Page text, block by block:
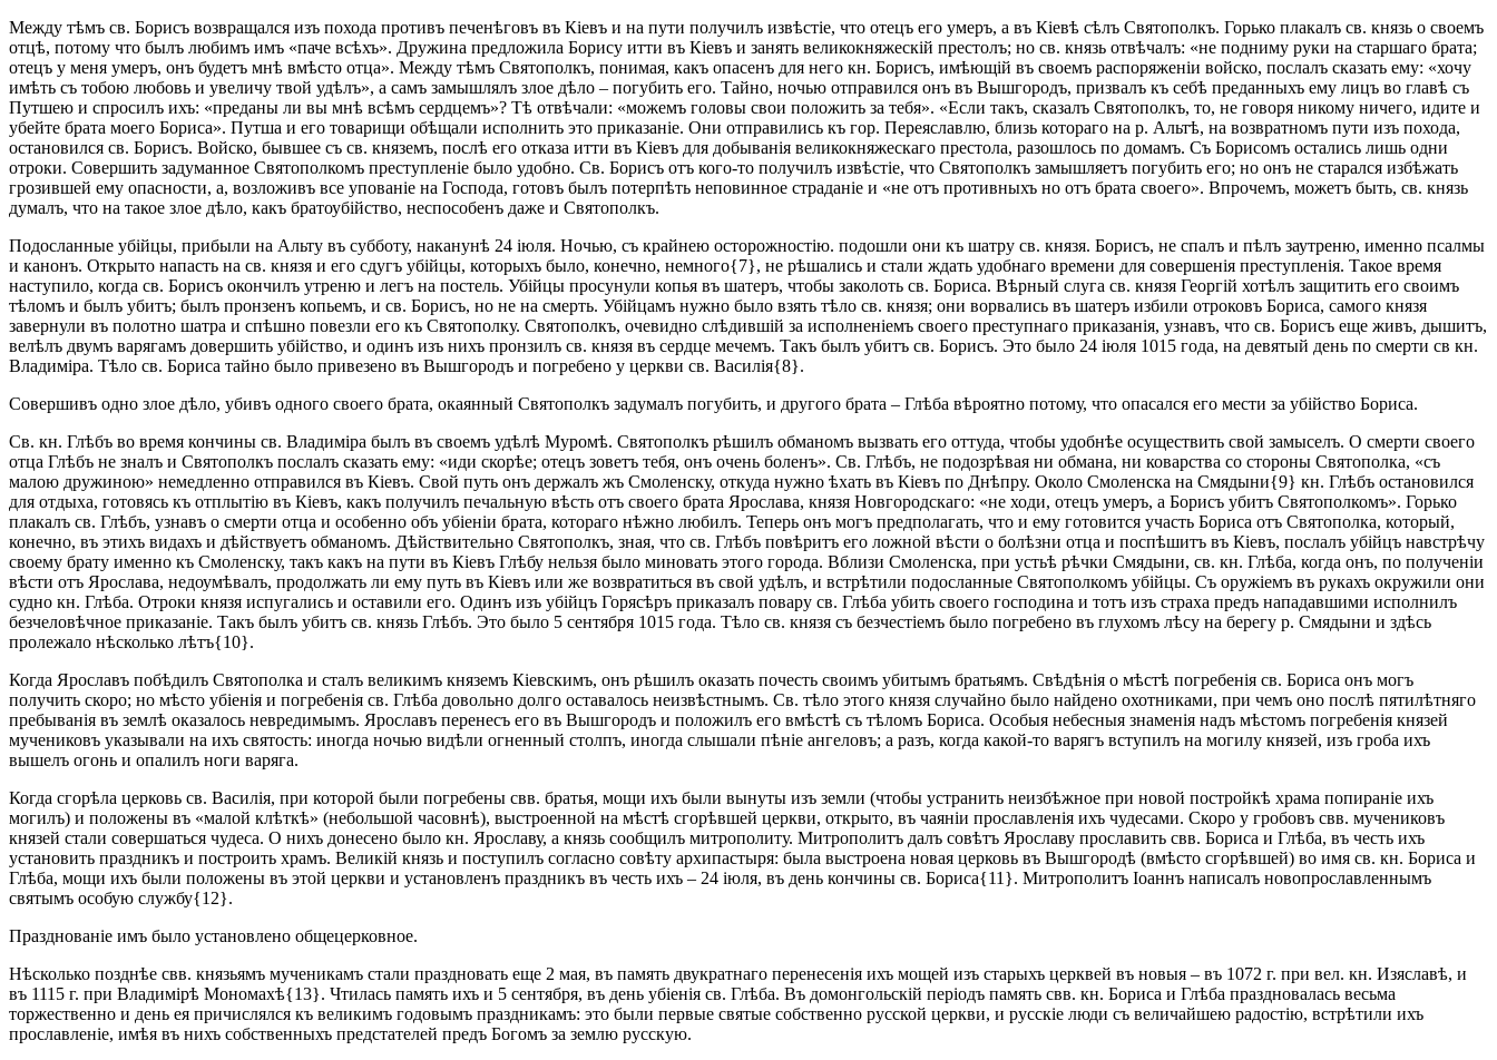
Между тѣмъ св. Борисъ возвращался изъ похода противъ печенѣговъ въ Кіевъ и на пути получилъ извѣстіе, что отецъ его умеръ, а въ Кіевѣ сѣлъ Святополкъ. Горько плакалъ св. князь о своемъ
отцѣ, потому что былъ любимъ имъ «паче всѣхъ». Дружина предложила Борису итти въ Кіевъ и занять великокняжескій престолъ; но св. князь отвѣчалъ: «не подниму руки на старшаго брата;
отецъ у меня умеръ, онъ будетъ мнѣ вмѣсто отца». Между тѣмъ Святополкъ, понимая, какъ опасенъ для него кн. Борисъ, имѣющій въ своемъ распоряженіи войско, послалъ сказать ему: «хочу
имѣть съ тобою любовь и увеличу твой удѣлъ», а самъ замышлялъ злое дѣло – погубить его. Тайно, ночью отправился онъ въ Вышгородъ, призвалъ къ себѣ преданныхъ ему лицъ во главѣ съ
Путшею и спросилъ ихъ: «преданы ли вы мнѣ всѣмъ сердцемъ»? Тѣ отвѣчали: «можемъ головы свои положить за тебя». «Если такъ, сказалъ Святополкъ, то, не говоря никому ничего, идите и
убейте брата моего Бориса». Путша и его товарищи обѣщали исполнить это приказаніе. Они отправились къ гор. Переяславлю, близь котораго на р. Альтѣ, на возвратномъ пути изъ похода,
остановился св. Борисъ. Войско, бывшее съ св. княземъ, послѣ его отказа итти въ Кіевъ для добыванія великокняжескаго престола, разошлось по домамъ. Съ Борисомъ остались лишь одни
отроки. Совершить задуманное Святополкомъ преступленіе было удобно. Св. Борисъ отъ кого-то получилъ извѣстіе, что Святополкъ замышляетъ погубить его; но онъ не старался избѣжать
грозившей ему опасности, а, возложивъ все упованіе на Господа, готовъ былъ потерпѣть неповинное страданіе и «не отъ противныхъ но отъ брата своего». Впрочемъ, можетъ быть, св. князь
думалъ, что на такое злое дѣло, какъ братоубійство, неспособенъ даже и Святополкъ.
Подосланные убійцы, прибыли на Альту въ субботу, наканунѣ 24 іюля. Ночью, съ крайнею осторожностію. подошли они къ шатру св. князя. Борисъ, не спалъ и пѣлъ заутреню, именно псалмы
и канонъ. Открыто напасть на св. князя и его сдугъ убійцы, которыхъ было, конечно, немного{7}, не рѣшались и стали ждать удобнаго времени для совершенія преступленія. Такое время
наступило, когда св. Борисъ окончилъ утреню и легъ на постель. Убійцы просунули копья въ шатеръ, чтобы заколоть св. Бориса. Вѣрный слуга св. князя Георгій хотѣлъ защитить его своимъ
тѣломъ и былъ убитъ; былъ пронзенъ копьемъ, и св. Борисъ, но не на смерть. Убійцамъ нужно было взять тѣло св. князя; они ворвались въ шатеръ избили отроковъ Бориса, самого князя
завернули въ полотно шатра и спѣшно повезли его къ Святополку. Святополкъ, очевидно слѣдившій за исполненіемъ своего преступнаго приказанія, узнавъ, что св. Борисъ еще живъ, дышитъ,
велѣлъ двумъ варягамъ довершить убійство, и одинъ изъ нихъ пронзилъ св. князя въ сердце мечемъ. Такъ былъ убитъ св. Борисъ. Это было 24 іюля 1015 года, на девятый день по смерти св кн.
Владиміра. Тѣло св. Бориса тайно было привезено въ Вышгородъ и погребено у церкви св. Василія{8}.
Совершивъ одно злое дѣло, убивъ одного своего брата, окаянный Святополкъ задумалъ погубить, и другого брата – Глѣба вѣроятно потому, что опасался его мести за убійство Бориса.
Св. кн. Глѣбъ во время кончины св. Владиміра былъ въ своемъ удѣлѣ Муромѣ. Святополкъ рѣшилъ обманомъ вызвать его оттуда, чтобы удобнѣе осуществить свой замыселъ. О смерти своего
отца Глѣбъ не зналъ и Святополкъ послалъ сказать ему: «иди скорѣе; отецъ зоветъ тебя, онъ очень боленъ». Св. Глѣбъ, не подозрѣвая ни обмана, ни коварства со стороны Святополка, «съ
малою дружиною» немедленно отправился въ Кіевъ. Свой путь онъ держалъ жъ Смоленску, откуда нужно ѣхать въ Кіевъ по Днѣпру. Около Смоленска на Смядыни{9} кн. Глѣбъ остановился
для отдыха, готовясь къ отплытію въ Кіевъ, какъ получилъ печальную вѣсть отъ своего брата Ярослава, князя Новгородскаго: «не ходи, отецъ умеръ, а Борисъ убитъ Святополкомъ». Горько
плакалъ св. Глѣбъ, узнавъ о смерти отца и особенно объ убіеніи брата, котораго нѣжно любилъ. Теперь онъ могъ предполагать, что и ему готовится участь Бориса отъ Святополка, который,
конечно, въ этихъ видахъ и дѣйствуетъ обманомъ. Дѣйствительно Святополкъ, зная, что св. Глѣбъ повѣритъ его ложной вѣсти о болѣзни отца и поспѣшитъ въ Кіевъ, послалъ убійцъ навстрѣчу
своему брату именно къ Смоленску, такъ какъ на пути въ Кіевъ Глѣбу нельзя было миновать этого города. Вблизи Смоленска, при устьѣ рѣчки Смядыни, св. кн. Глѣба, когда онъ, по полученіи
вѣсти отъ Ярослава, недоумѣвалъ, продолжать ли ему путь въ Кіевъ или же возвратиться въ свой удѣлъ, и встрѣтили подосланные Святополкомъ убійцы. Съ оружіемъ въ рукахъ окружили они
судно кн. Глѣба. Отроки князя испугались и оставили его. Одинъ изъ убійцъ Горясѣръ приказалъ повару св. Глѣба убить своего господина и тотъ изъ страха предъ нападавшими исполнилъ
безчеловѣчное приказаніе. Такъ былъ убитъ св. князь Глѣбъ. Это было 5 сентября 1015 года. Тѣло св. князя съ безчестіемъ было погребено въ глухомъ лѣсу на берегу р. Смядыни и здѣсь
пролежало нѣсколько лѣтъ{10}.
Когда Ярославъ побѣдилъ Святополка и сталъ великимъ княземъ Кіевскимъ, онъ рѣшилъ оказать почесть своимъ убитымъ братьямъ. Свѣдѣнія о мѣстѣ погребенія св. Бориса онъ могъ
получить скоро; но мѣсто убіенія и погребенія св. Глѣба довольно долго оставалось неизвѣстнымъ. Св. тѣло этого князя случайно было найдено охотниками, при чемъ оно послѣ пятилѣтняго
пребыванія въ землѣ оказалось невредимымъ. Ярославъ перенесъ его въ Вышгородъ и положилъ его вмѣстѣ съ тѣломъ Бориса. Особыя небесныя знаменія надъ мѣстомъ погребенія князей
мучениковъ указывали на ихъ святость: иногда ночью видѣли огненный столпъ, иногда слышали пѣніе ангеловъ; а разъ, когда какой-то варягъ вступилъ на могилу князей, изъ гроба ихъ
вышелъ огонь и опалилъ ноги варяга.
Когда сгорѣла церковь св. Василія, при которой были погребены свв. братья, мощи ихъ были вынуты изъ земли (чтобы устранить неизбѣжное при новой постройкѣ храма попираніе ихъ
могилъ) и положены въ «малой клѣткѣ» (небольшой часовнѣ), выстроенной на мѣстѣ сгорѣвшей церкви, открыто, въ чаяніи прославленія ихъ чудесами. Скоро у гробовъ свв. мучениковъ
князей стали совершаться чудеса. О нихъ донесено было кн. Ярославу, а князь сообщилъ митрополиту. Митрополитъ далъ совѣтъ Ярославу прославить свв. Бориса и Глѣба, въ честь ихъ
установить праздникъ и построить храмъ. Великій князь и поступилъ согласно совѣту архипастыря: была выстроена новая церковь въ Вышгородѣ (вмѣсто сгорѣвшей) во имя св. кн. Бориса и
Глѣба, мощи ихъ были положены въ этой церкви и установленъ праздникъ въ честь ихъ – 24 іюля, въ день кончины св. Бориса{11}. Митрополитъ Іоаннъ написалъ новопрославленнымъ
святымъ особую службу{12}.
Празднованіе имъ было установлено общецерковное.
Нѣсколько позднѣе свв. князьямъ мученикамъ стали праздновать еще 2 мая, въ память двукратнаго перенесенія ихъ мощей изъ старыхъ церквей въ новыя – въ 1072 г. при вел. кн. Изяславѣ, и
въ 1115 г. при Владимірѣ Мономахѣ{13}. Чтилась память ихъ и 5 сентября, въ день убіенія св. Глѣба. Въ домонгольскій періодъ память свв. кн. Бориса и Глѣба праздновалась весьма
торжественно и день ея причислялся къ великимъ годовымъ праздникамъ: это были первые святые собственно русской церкви, и русскіе люди съ величайшею радостію, встрѣтили ихъ
прославленіе, имѣя въ нихъ собственныхъ предстателей предъ Богомъ за землю русскую.